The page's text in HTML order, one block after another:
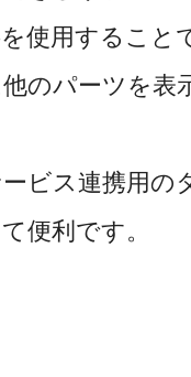
使用すること
のパーツを表
ビス連携用の
便利です。